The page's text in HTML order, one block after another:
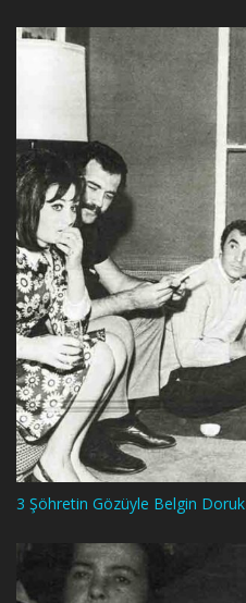
3 Şöhretin Gözüyle Belgin Doruk